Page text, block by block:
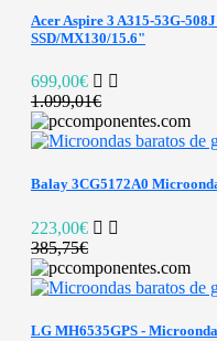
Acer Aspire 3 A315-53G-
SSD/MX130/15.6"
699,00€
1.099,01€
Balay 3CG5172A0
223,00€
385,75€
LG MH6535GPS -